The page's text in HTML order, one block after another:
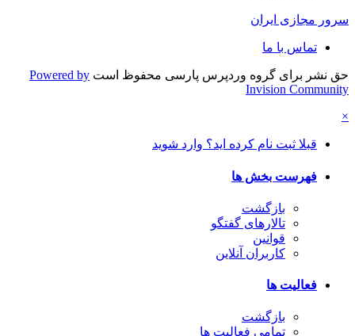
سرور مجازی ایران
تماس با ما
حق نشر برای گروه وردپرس پارسی محفوظ است Powered by
Invision Community
×
قبلا ثبت نام کرده اید؟ وارد شوید
فهرست بخش ها
بازگشت
تالارهای گفتگو
قوانین
کاربران آنلاین
فعالیت ها
بازگشت
تمامی فعالیت ها